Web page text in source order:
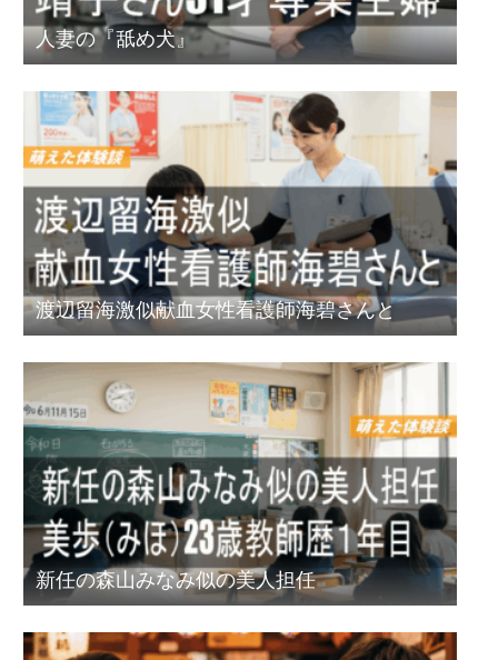
人妻の『舐め犬』
渡辺留海激似献血女性看護師海碧さんと
新任の森山みなみ似の美人担任